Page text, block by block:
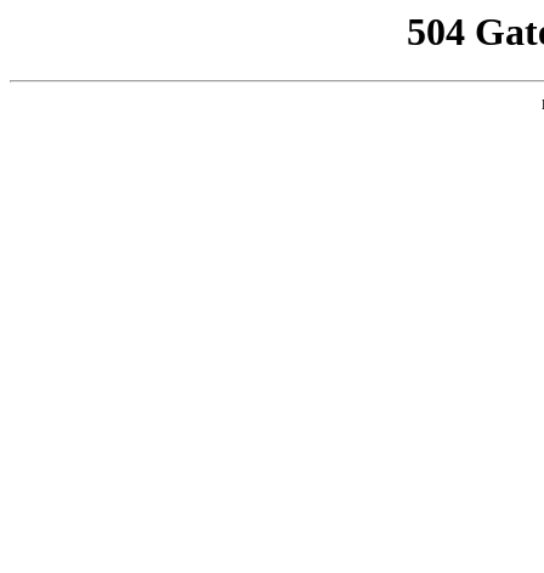
504